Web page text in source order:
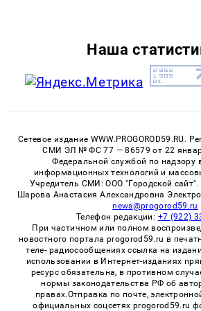
Наша
Сетевое издание WWW.PROGOROD59.RU.
СМИ ЭЛ № ФС 77 — 86579 от 22
Федеральной службой по надзору
информационных технологий и
Учредитель СМИ: ООО "Городской сайт".
Шарова Анастасия Александровна
news@progorod59.ru
Телефон редакции: +7 (922)
При частичном или полном
новостного портала progorod59.ru в
теле- радиосообщениях ссылка на
использовании в Интернет-изданиях
ресурс обязательна, в противном
нормы законодательства РФ об
правах.Отправка по почте,
официальных соцсетях progorod59.ru